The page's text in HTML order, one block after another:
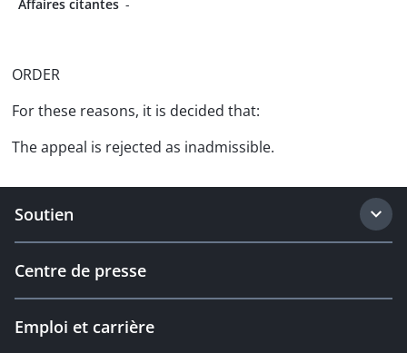
Affaires citantes -
ORDER
For these reasons, it is decided that:
The appeal is rejected as inadmissible.
Soutien
Centre de presse
Emploi et carrière